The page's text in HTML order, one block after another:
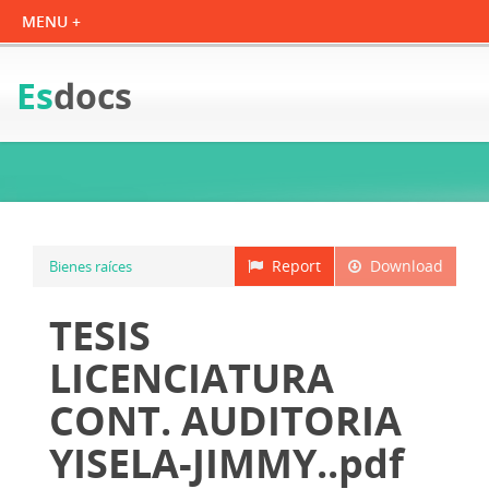
Esdocs
Download
Report
Bienes raíces
TESIS
LICENCIATURA
CONT. AUDITORIA
YISELA-JIMMY..pdf